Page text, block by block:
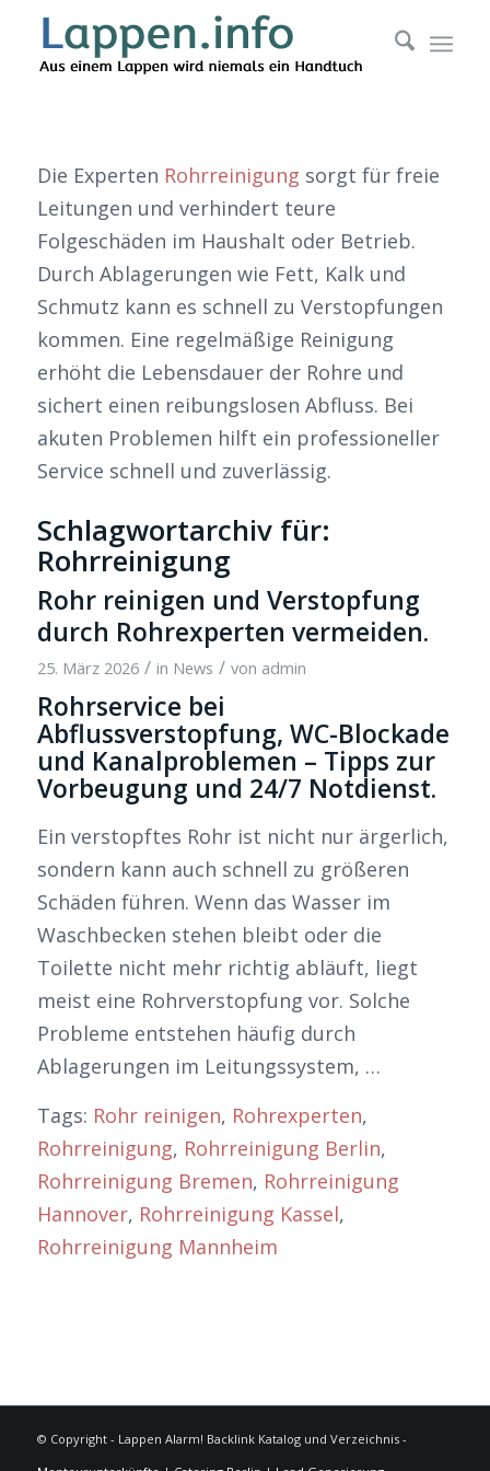
Die Experten Rohrreinigung sorgt für freie
Leitungen und verhindert teure
Folgeschäden im Haushalt oder Betrieb.
Durch Ablagerungen wie Fett, Kalk und
Schmutz kann es schnell zu Verstopfungen
kommen. Eine regelmäßige Reinigung
erhöht die Lebensdauer der Rohre und
sichert einen reibungslosen Abfluss. Bei
akuten Problemen hilft ein professioneller
Service schnell und zuverlässig.
Schlagwortarchiv für:
Rohrreinigung
Rohr reinigen und Verstopfung
durch Rohrexperten vermeiden.
25. März 2026 / in News / von admin
Rohrservice bei
Abflussverstopfung, WC-Blockade
und Kanalproblemen – Tipps zur
Vorbeugung und 24/7 Notdienst.
Ein verstopftes Rohr ist nicht nur ärgerlich,
sondern kann auch schnell zu größeren
Schäden führen. Wenn das Wasser im
Waschbecken stehen bleibt oder die
Toilette nicht mehr richtig abläuft, liegt
meist eine Rohrverstopfung vor. Solche
Probleme entstehen häufig durch
Ablagerungen im Leitungssystem, …
Tags: Rohr reinigen, Rohrexperten,
Rohrreinigung, Rohrreinigung Berlin,
Rohrreinigung Bremen, Rohrreinigung
Hannover, Rohrreinigung Kassel,
Rohrreinigung Mannheim
© Copyright - Lappen Alarm! Backlink Katalog und Verzeichnis -